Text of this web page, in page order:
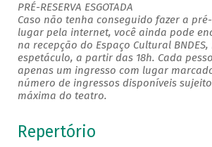
PRÉ-RESERVA ESGOTADA
Caso não tenha conseguido fazer a
lugar pela internet, você ainda pode
na recepção do Espaço Cultural
espetáculo, a partir das 18h. Cada
apenas um ingresso com lugar
número de ingressos disponíveis
máxima do teatro.
Repertório